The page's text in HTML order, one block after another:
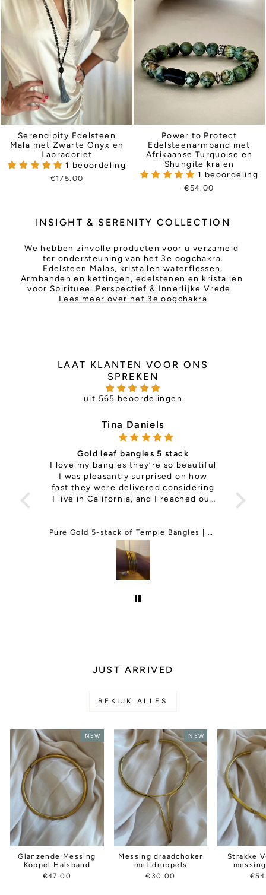
Serendipity Edelsteen
Mala met Zwarte Onyx en
Labradoriet
1 beoordeling
€175.00
Power to Protect
Edelsteenarmband met
Afrikaanse Turquoise en
Shungite kralen
1 beoordeling
€54.00
INSIGHT & SERENITY COLLECTION
We hebben zinvolle producten voor u verzameld
ter ondersteuning van het 3e oogchakra.
Edelsteen Malas, kristallen waterflessen,
Armbanden en kettingen, edelstenen en kristallen
voor Spiritueel Perspectief & Innerlijke Vrede.
Lees meer over het 3e oogchakra
LAAT KLANTEN VOOR ONS
SPREKEN
uit 565 beoordelingen
Tina Daniels
Gold leaf bangles 5 stack
I love my bangles they’re so beautiful
I was pleasantly surprised on how
fast they were delivered considering
I live in California, and I reached out
and change my order for me. I was so
happy and they even gave me a free
gift.I will be ordering more things in
the future.
Pure Gold 5-stack of Temple Bangles | Classic and Thin Mix
JUST ARRIVED
BEKIJK ALLES
NEW
Glanzende Messing
Koppel Halsband
€47.00
NEW
Messing draadchoker
met druppels
€30.00
Strakke